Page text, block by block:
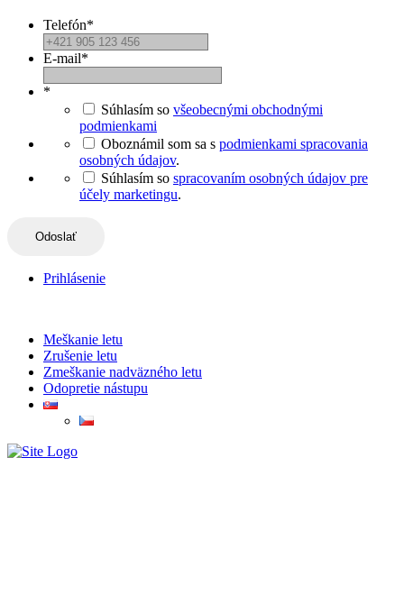
Telefón*
E-mail*
*
Súhlasím so všeobecnými obchodnými
podmienkami
Oboznámil som sa s podmienkami spracovania
osobných údajov.
Súhlasím so spracovaním osobných údajov pre
účely marketingu.
Prihlásenie
Meškanie letu
Zrušenie letu
Zmeškanie nadväzného letu
Odopretie nástupu